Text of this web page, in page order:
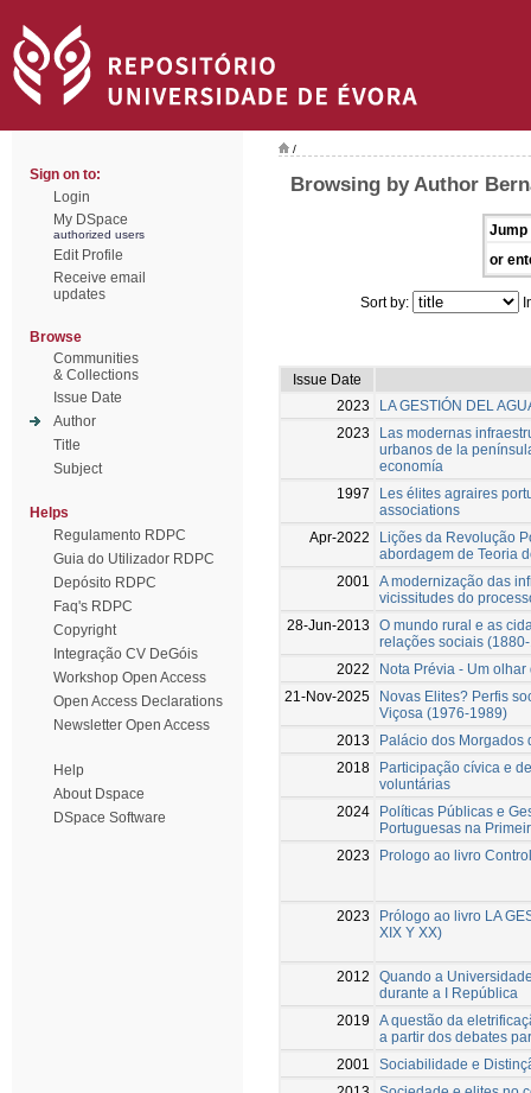
Sign on to:
Login
My DSpace
authorized users
Edit Profile
Receive email
updates
Browse
Communities
& Collections
Issue Date
Author
Title
Subject
Helps
Regulamento RDPC
Guia do Utilizador RDPC
Depósito RDPC
Faq's RDPC
Copyright
Integração CV DeGóis
Workshop Open Access
Open Access Declarations
Newsletter Open Access
Help
About Dspace
DSpace Software
/
Browsing by Author
Jump
or
Sort by:
Issue Date
2023
LA GESTIÓN DEL
2023
Las modernas
urbanos de la
economía
1997
Les élites agraires
associations
Apr-2022
Lições da Revolução
abordagem de Teoria
2001
A modernização das
vicissitudes do
28-Jun-2013
O mundo rural e as
relações sociais
2022
Nota Prévia - Um olhar
21-Nov-2025
Novas Elites? Perfis
Viçosa (1976-1989)
2013
Palácio dos Morgados
2018
Participação cívica e
voluntárias
2024
Políticas Públicas e
Portuguesas na
2023
Prologo ao livro
2023
Prólogo ao livro LA
XIX Y XX)
2012
Quando a
durante a I República
2019
A questão da
a partir dos debates
2001
Sociabilidade e